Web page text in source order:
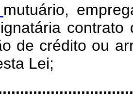
mutuário,
contrato
de crédito ou
Lei;